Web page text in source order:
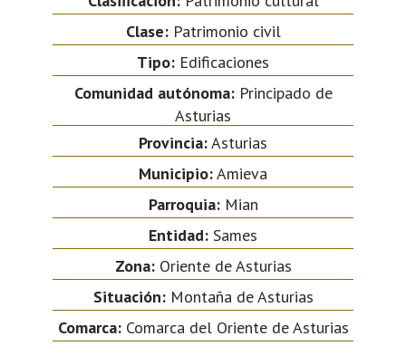
Clase:Patrimonio civil
Tipo: Edificaciones
Comunidad autónoma:Principado de
Asturias
Provincia:Asturias
Municipio:Amieva
Parroquia:Mian
Entidad: Sames
Zona:Oriente de Asturias
Situación:Montaña de Asturias
Comarca:Comarca del Oriente de Asturias